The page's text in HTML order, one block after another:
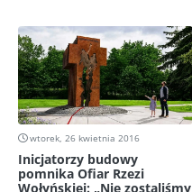
wtorek, 26 kwietnia 2016
Inicjatorzy budowy
pomnika Ofiar Rzezi
Wołyńskiej: „Nie zostaliśmy